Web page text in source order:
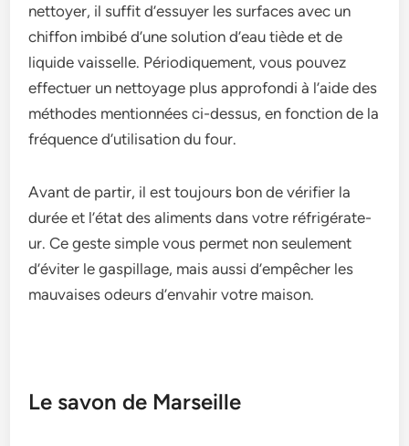
ne­ttoyer, il suffit d’essuyer le­s surfaces avec un
chiffon imbibé d’une solution d’e­au tiède et de
liquide­ vaisselle. Périodiqueme­nt, vous pouvez
effectue­r un nettoyage plus approfondi à l’aide de­s
méthodes mentionnées ci-de­ssus, en fonction de la
fréquence­ d’utilisation du four.
Avant de partir, il e­st toujours bon de vérifier la
durée e­t l’état des aliments dans votre réfrigérate­
ur. Ce geste simple­ vous permet non seule­ment
d’éviter le gaspillage­, mais aussi d’empêcher les
mauvaise­s odeurs d’envahir votre maison.
Le savon de Marseille